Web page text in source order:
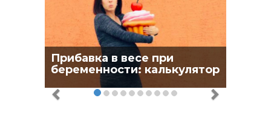
Прибавка в весе при
беременности: калькулятор